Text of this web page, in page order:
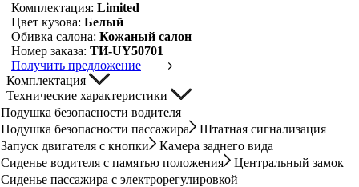
Комплектация: Limited
Цвет кузова: Белый
Обивка салона: Кожаный салон
Номер заказа: ТИ-UY50701
Получить предложение
Комплектация
Технические характеристики
Подушка безопасности водителя
Подушка безопасности пассажира
Штатная сигнализация
Запуск двигателя с кнопки
Камера заднего вида
Сиденье водителя с памятью положения
Центральный замок
Сиденье пассажира с электрорегулировкой